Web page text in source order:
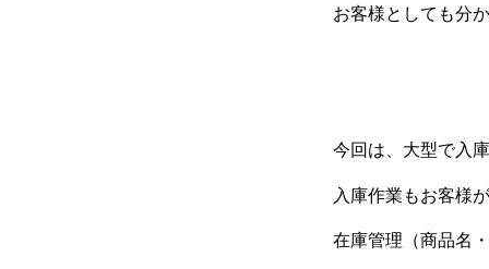
お客様としても分
今回は、大型で入
入庫作業もお客様
在庫管理（商品名